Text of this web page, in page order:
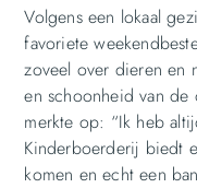
Volgens een lokaal
favoriete
zoveel over dieren en
en schoonheid van de
merkte op: “Ik heb
Kinderboerderij biedt
komen en echt een